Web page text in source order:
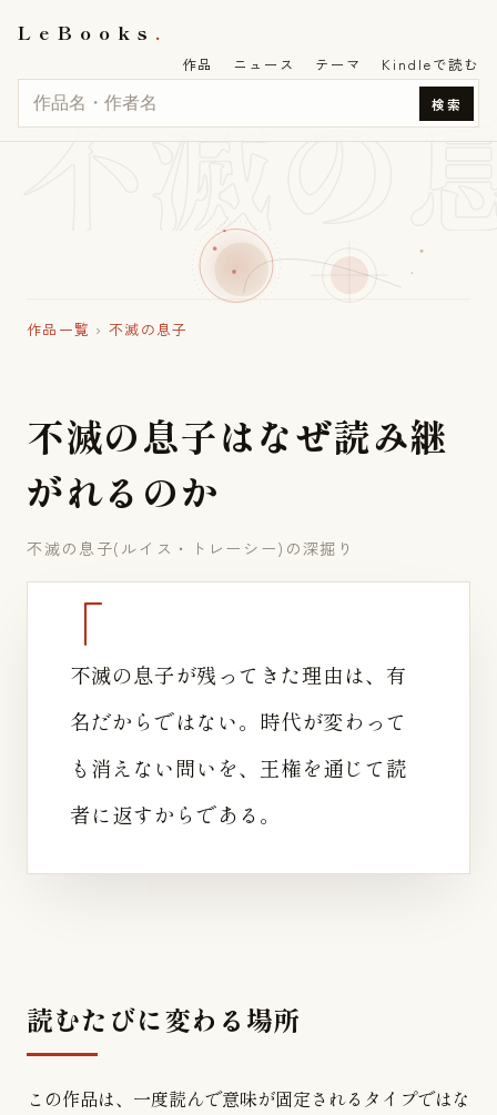
LeBooks
検索
作品 ニュース テーマ Kindleで読む
不滅の
作品一覧 › 不滅の息子
不滅の息子はなぜ読み継
がれる のか
不滅の息子(ルイス・トレーシー)の深掘り
不滅の息子が残ってきた理由は、有
名だからではない。時代が変わって
も消えない問いを、王権を通じて読
者に返すからである。
読むたびに変わる場所
この作品は、一度読んで意味が固定されるタイプではな